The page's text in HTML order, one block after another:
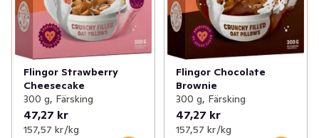
Flingor Strawberry
Cheesecake
300 g, Färsking
47,27 kr
157,57 kr /kg
Flingor Chocolate
Brownie
300 g, Färsking
47,27 kr
157,57 kr /kg